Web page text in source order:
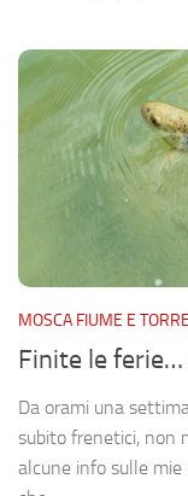
MOSCA FIUME E
Finite le ferie…
Da orami una
subito frenetici, non
alcune info sulle mie